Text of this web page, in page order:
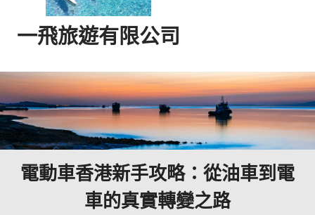
一飛旅遊有限公司
電動車香港新手攻略：從油車到電
車的真實轉變之路